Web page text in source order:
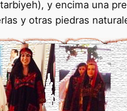
y encima una
y otras piedras